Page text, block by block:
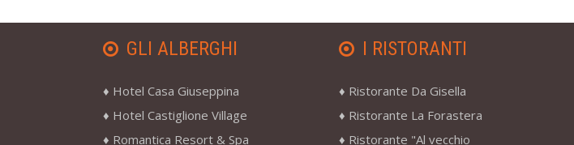
GLI ALBERGHI
Hotel Casa Giuseppina
Hotel Castiglione Village
Romantica Resort & Spa
I RISTORANTI
Ristorante Da Gisella
Ristorante La Forastera
Ristorante "Al vecchio